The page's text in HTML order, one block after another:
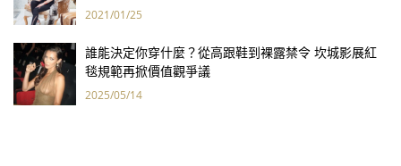
2021/01/25
誰能決定你穿什麼？從高跟鞋到裸露禁令 坎城影展紅
毯規範再掀價值觀爭議
2025/05/14